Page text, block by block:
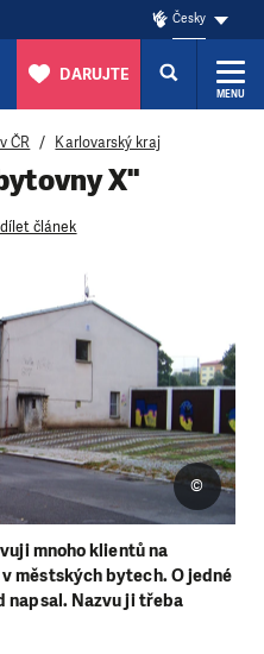
Česky
DARUJTE
MENU
ČR Karlovarský kraj
X"
článek
mnoho klientů na
městských bytech. O jedné
napsal. Nazvu ji třeba
©